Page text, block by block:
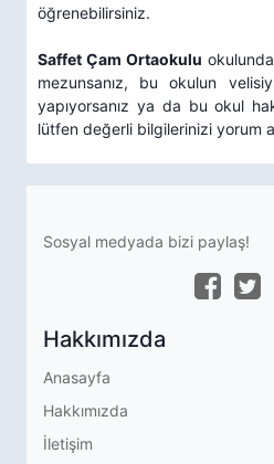
öğrenebilirsiniz.
Saffet Çam Ortaokulu
mezunsanız, bu okulun
yapıyorsanız ya da bu okul
lütfen değerli bilgilerinizi yorum
Sosyal medyada bizi paylaş!
Hakkımızda
Anasayfa
Hakkımızda
İletişim